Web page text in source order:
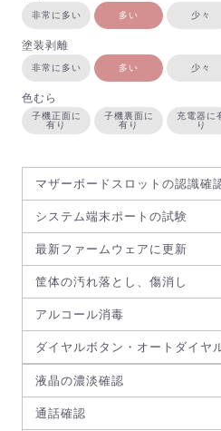
非常に多い 多い 少々
塗装剥離
非常に多い 多い 少々
色むら
子機正面に
有り
子機裏面に
有り
充電器に
り
マザーボードスロットの認識確
システム端末ポートの試験
最新ファームウェアに更新
筐体の汚れ落とし、傷消し
アルコール消毒
ダイヤルボタン・オートダイヤ
液晶の濃淡確認
通話確認